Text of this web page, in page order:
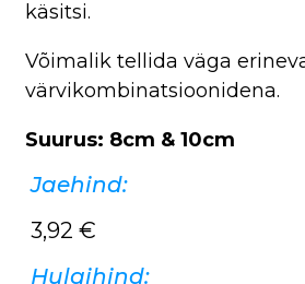
käsitsi.
Võimalik tellida väga
värvikombinatsioonidena.
Suurus: 8cm & 10cm
Jaehind:
3,92 €
Hulgihind: